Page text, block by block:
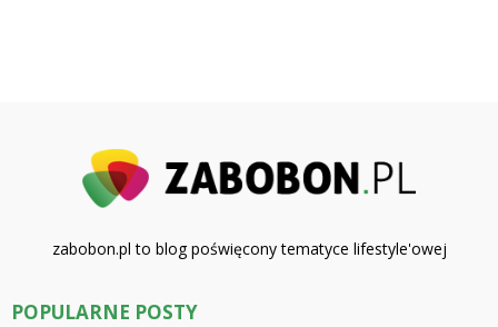
zabobon.pl to blog poświęcony tematyce lifestyle'owej
POPULARNE POSTY